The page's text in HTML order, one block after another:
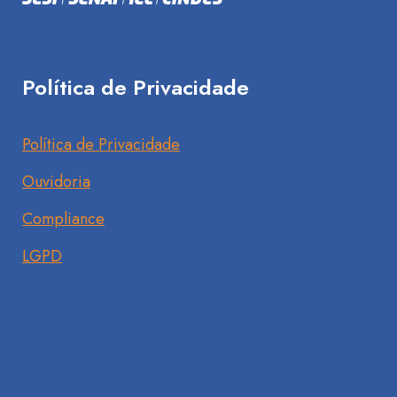
Política de Privacidade
Política de Privacidade
Ouvidoria
Compliance
LGPD